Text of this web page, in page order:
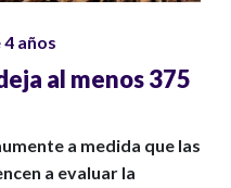
4 años
al menos 375
a medida que las
a evaluar la